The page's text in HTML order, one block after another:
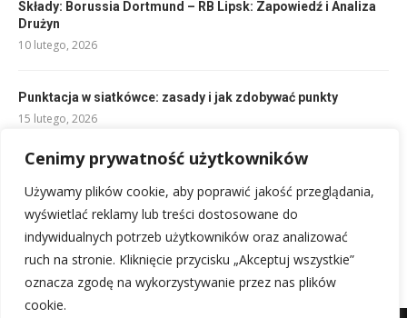
Cenimy prywatność użytkowników
Używamy plików cookie, aby poprawić jakość przeglądania,
wyświetlać reklamy lub treści dostosowane do
indywidualnych potrzeb użytkowników oraz analizować
ruch na stronie. Kliknięcie przycisku „Akceptuj wszystkie”
oznacza zgodę na wykorzystywanie przez nas plików
cookie.
Składy: Borussia Dortmund – RB Lipsk: Zapowiedź i Analiza
Drużyn
10 lutego, 2026
Punktacja w siatkówce: zasady i jak zdobywać punkty
15 lutego, 2026
Tradycyjna kuchnia regionalna w
drodze do dawnej stolicy kraju
17 lipca, 2026